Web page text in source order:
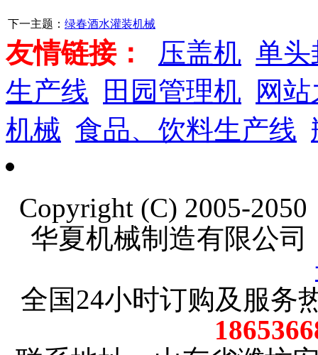
下一主题： 绿春酒水灌装机械
友情链接： 压盖机 单头
生产线
田园管理机
网
机械 食品、饮料生产线
Copyright (C) 2005-
华夏机械制造有限公
全国24小时订购及服务